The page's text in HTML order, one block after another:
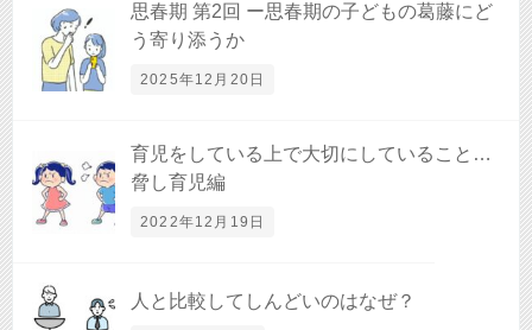
思春期 第2回 ー思春期の子どもの葛藤にど
う寄り添うか
2025年12月20日
育児をしている上で大切にしていること…
脅し育児編
2022年12月19日
人と比較してしんどいのはなぜ？